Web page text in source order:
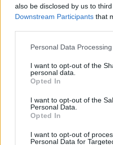
also be disclosed by us to
Downstream Participants that
Personal Data
I want to opt-out of the
personal data.
Opted In
I want to opt-out of the
Personal Data.
Opted In
I want to opt-out of
Personal Data for
Esim for USA|Esim for